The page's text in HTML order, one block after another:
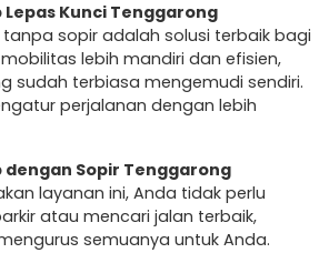
Lepas Kunci Tenggarong
sopir adalah solusi terbaik bagi
lebih mandiri dan efisien,
sudah terbiasa mengemudi sendiri.
perjalanan dengan lebih
dengan Sopir Tenggarong
layanan ini, Anda tidak perlu
atau mencari jalan terbaik,
semuanya untuk Anda.